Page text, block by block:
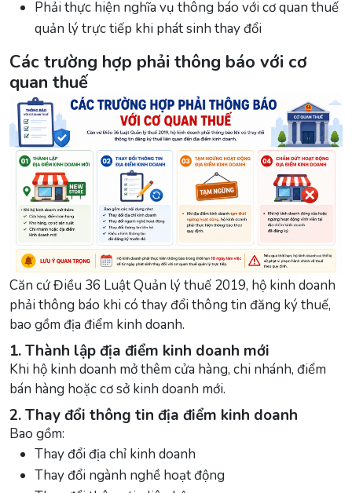
Phải thực hiện nghĩa vụ thông báo với cơ quan thuế
quản lý trực tiếp khi phát sinh thay đổi
Các trường hợp phải thông báo với cơ
quan thuế
Căn cứ Điều 36 Luật Quản lý thuế 2019, hộ kinh doanh
phải thông báo khi có thay đổi thông tin đăng ký thuế,
bao gồm địa điểm kinh doanh.
1. Thành lập địa điểm kinh doanh mới
Khi hộ kinh doanh mở thêm cửa hàng, chi nhánh, điểm
bán hàng hoặc cơ sở kinh doanh mới.
2. Thay đổi thông tin địa điểm kinh doanh
Bao gồm:
Thay đổi địa chỉ kinh doanh
Thay đổi ngành nghề hoạt động